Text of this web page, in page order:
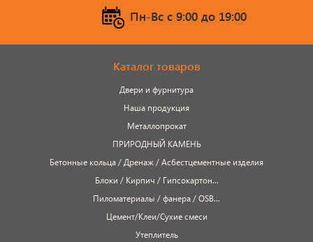
Пн-Вс c 9:00 до 19:00
Каталог товаров
Двери и фурнитура
Наша продукция
Металлопрокат
ПРИРОДНЫЙ КАМЕНЬ
Бетонные кольца / Дренаж / Асбестцементные изделия
Блоки / Кирпич / Гипсокартон...
Пиломатериалы / фанера / OSB...
Цемент/Клеи/Сухие смеси
Утеплитель